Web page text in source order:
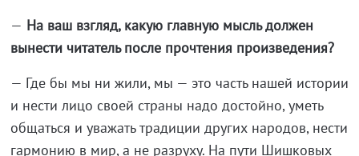
— На ваш взгляд, какую главную мысль должен
вынести читатель после прочтения произведения?
— Где бы мы ни жили, мы — это часть нашей истории
и нести лицо своей страны надо достойно, уметь
общаться и уважать традиции других народов, нести
гармонию в мир, а не разруху. На пути Шишковых